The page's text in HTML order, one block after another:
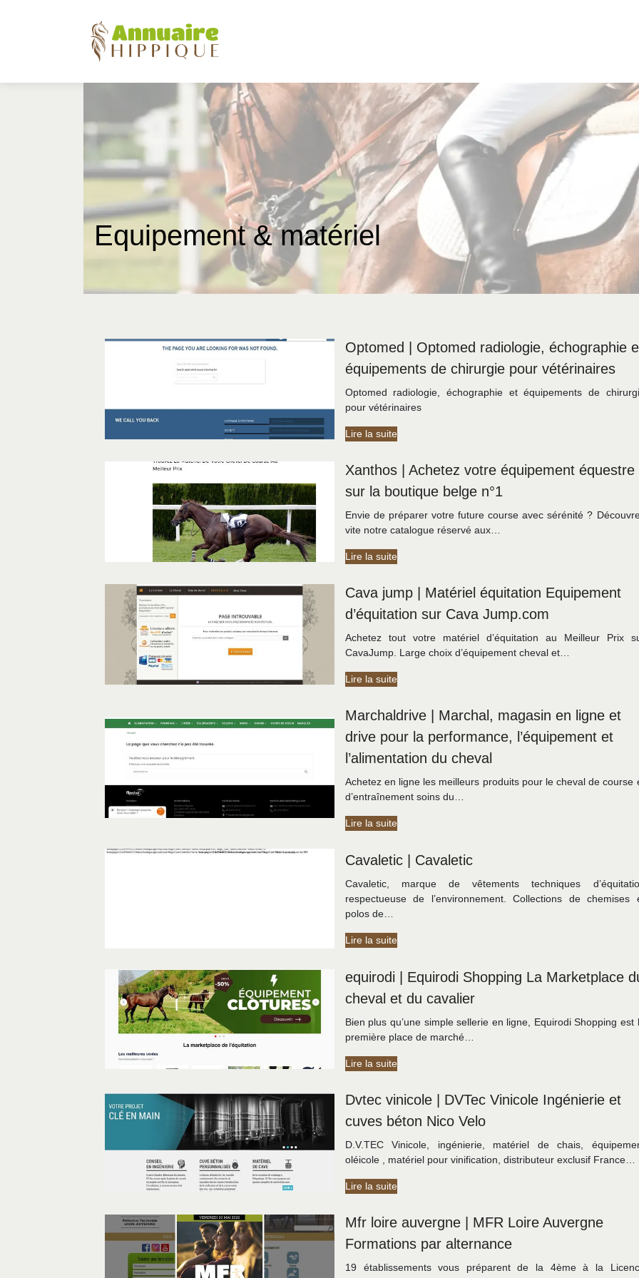
Equipement & matériel
Optomed | Optomed radiologie, échographie
équipements de chirurgie pour vétérinai­res
Optomed radiologie, échographie et équipements de
pour vétérinaires
Lire la suite
Xanthos | Achetez votre équipement équestre
sur la boutique belge n°1
Envie de préparer votre future course avec sérénité ?
vite notre catalogue réservé aux…
Lire la suite
Cava jump | Matériel équitation Equipement
d’équitation sur Cava Jump.com
Achetez tout votre matériel d’équitation au Meilleur Prix
CavaJump. Large choix d’équipement cheval et…
Lire la suite
Marchaldri­ve | Marchal, magasin en ligne et
drive pour la performance, l’équipement et
l’alimen­ta­tion du cheval
Achetez en ligne les meilleurs produits pour le cheval de course
d’entraînement soins du…
Lire la suite
Cavaletic | Cavaletic
Cavaletic, marque de vêtements techniques
respectueuse de l’environnement. Collections de chemises
polos de…
Lire la suite
equirodi | Equirodi Shopping La Marketplace
cheval et du cavalier
Bien plus qu’une simple sellerie en ligne, Equirodi Shopping est
première place de marché…
Lire la suite
Dvtec vinicole | DVTec Vinicole Ingénierie et
cuves béton Nico Velo
D.V.TEC Vinicole, ingénierie, matériel de chais,
oléicole , matériel pour vinification, distributeur exclusif France…
Lire la suite
Mfr loire auvergne | MFR Loire Auvergne
Formations par alternance
19 établissements vous préparent de la 4ème à la